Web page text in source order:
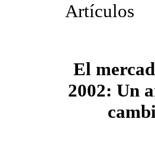
Artículos
El
2002: Un